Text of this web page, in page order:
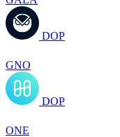
DOP
GNO
DOP
ONE